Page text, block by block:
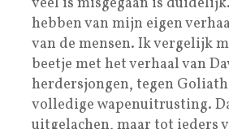
hebben van mijn eigen
van de mensen. Ik vergelijk
beetje met het verhaal van
herdersjongen, tegen
volledige wapenuitrusting.